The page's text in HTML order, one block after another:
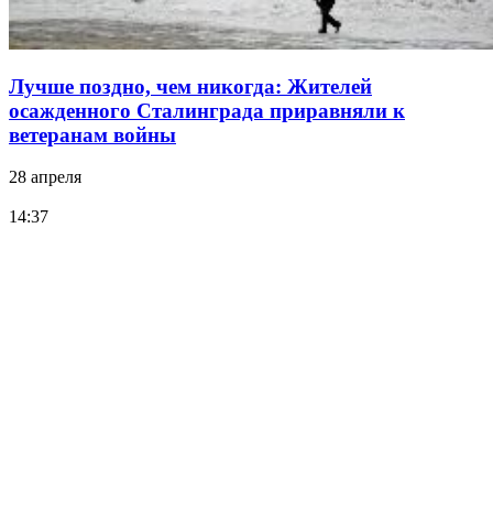
Лучше поздно, чем никогда: Жителей
осажденного Сталинграда приравняли к
ветеранам войны
28 апреля
14:37